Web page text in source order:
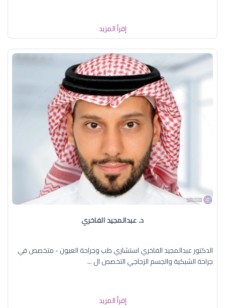
إقرأ المزيد
د. عبدالمجيد الفاخري
الدكتور عبدالمجيد الفاخري استشاري طب وجراحة العيون - متخصص في
جراحة الشبكية والجسم الزجاجي التخصص ال ...
إقرأ المزيد